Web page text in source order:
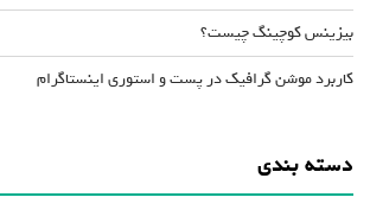
بیزینس کوچینگ چیست؟
کاربرد موشن گرافیک در پست و استوری اینستاگرام
دسته بندی